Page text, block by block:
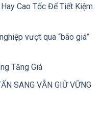
Cao Tốc Để Tiết Kiệm
vượt qua “bão giá”
Tăng Giá
SANG VẪN GIỮ VỮNG